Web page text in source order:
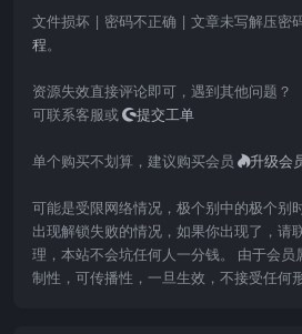
文件损坏 | 密码不正确 | 文章未写解压密
程。
资源失效直接评论即可，遇到其他问题？
可联系客服或
提交工单
单个购买不划算，建议购买会员 升级会
可能是受限网络情况，极个别中的极个别
出现解锁失败的情况，如果你出现了，请
理，本站不会坑任何人一分钱。 由于会员
制性，可传播性，一旦生效，不接受任何